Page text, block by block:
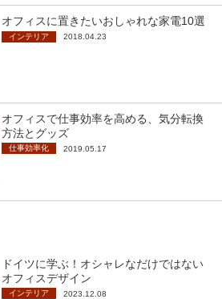
オフィスに置きたいおしゃれな家電10選
インテリア 2018.04.23
オフィスで仕事効率を高める、気分転換
方法とグッズ
仕事効率化 2019.05.17
ドイツに学ぶ！オシャレなだけではない
オフィスデザイン
インテリア 2023.12.08